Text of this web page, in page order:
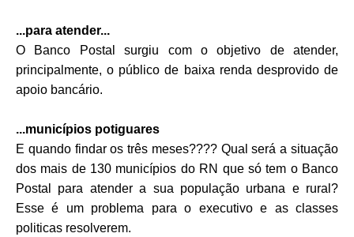
...para atender...
O Banco Postal surgiu com o objetivo de atender,
principalmente, o público de baixa renda desprovido de
apoio bancário.
...municípios potiguares
E quando findar os três meses???? Qual será a situação
dos mais de 130 municípios do RN que só tem o Banco
Postal para atender a sua população urbana e rural?
Esse é um problema para o executivo e as classes
politicas resolverem.